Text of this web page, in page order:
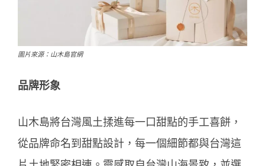
圖片來源：山木島官網
品牌形象
山木島將台灣風土揉進每一口甜點的手工喜餅，
從品牌命名到甜點設計，每一個細節都與台灣這